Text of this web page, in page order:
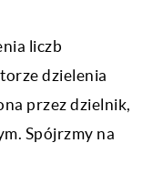
liczb
dzielenia
przez dzielnik,
Spójrzmy na